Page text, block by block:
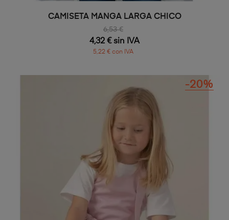
CAMISETA MANGA LARGA CHICO
6,53 €
4,32 € sin IVA
5,22 € con IVA
-20%